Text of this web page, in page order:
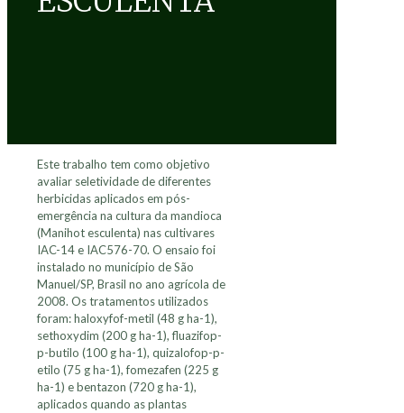
Este trabalho tem como objetivo
avaliar seletividade de diferentes
herbicidas aplicados em pós-
emergência na cultura da mandioca
(Manihot esculenta) nas cultivares
IAC-14 e IAC576-70. O ensaio foi
instalado no município de São
Manuel/SP, Brasil no ano agrícola de
2008. Os tratamentos utilizados
foram: haloxyfof-metil (48 g ha-1),
sethoxydim (200 g ha-1), fluazifop-
p-butilo (100 g ha-1), quizalofop-p-
etilo (75 g ha-1), fomezafen (225 g
ha-1) e bentazon (720 g ha-1),
aplicados quando as plantas